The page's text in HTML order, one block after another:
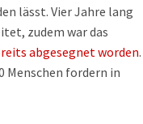
lässt. Vier Jahre lang
zudem war das
abgesegnet worden.
Menschen fordern in